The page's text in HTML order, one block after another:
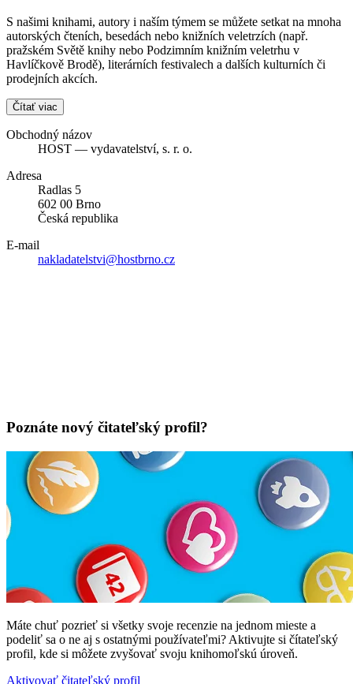
S našimi knihami, autory i naším týmem se můžete setkat na mnoha
autorských čteních, besedách nebo knižních veletrzích (např.
pražském Světě knihy nebo Podzimním knižním veletrhu v
Havlíčkově Brodě), literárních festivalech a dalších kulturních či
prodejních akcích.
Čítať viac
Obchodný názov
HOST — vydavatelství, s. r. o.
Adresa
Radlas 5
602 00 Brno
Česká republika
E-mail
nakladatelstvi@hostbrno.cz
Poznáte nový čitateľský profil?
Máte chuť pozrieť si všetky svoje recenzie na jednom mieste a
podeliť sa o ne aj s ostatnými používateľmi? Aktivujte si čítateľský
profil, kde si môžete zvyšovať svoju knihomoľskú úroveň.
Aktivovať čitateľský profil